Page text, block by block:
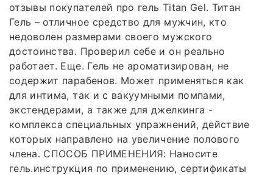
отзывы покупателей про гель Titan Gel. Титан
Гель – отличное средство для мужчин, кто
недоволен размерами своего мужского
достоинства. Проверил себе и он реально
работает. Еще. Гель не ароматизирован, не
содержит парабенов. Может применяться как
для интима, так и с вакуумными помпами,
экстендерами, а также для джелкинга -
комплекса специальных упражнений, действие
которых направлено на увеличение полового
члена. СПОСОБ ПРИМЕНЕНИЯ: Наносите
гель.инструкция по применению, сертификаты